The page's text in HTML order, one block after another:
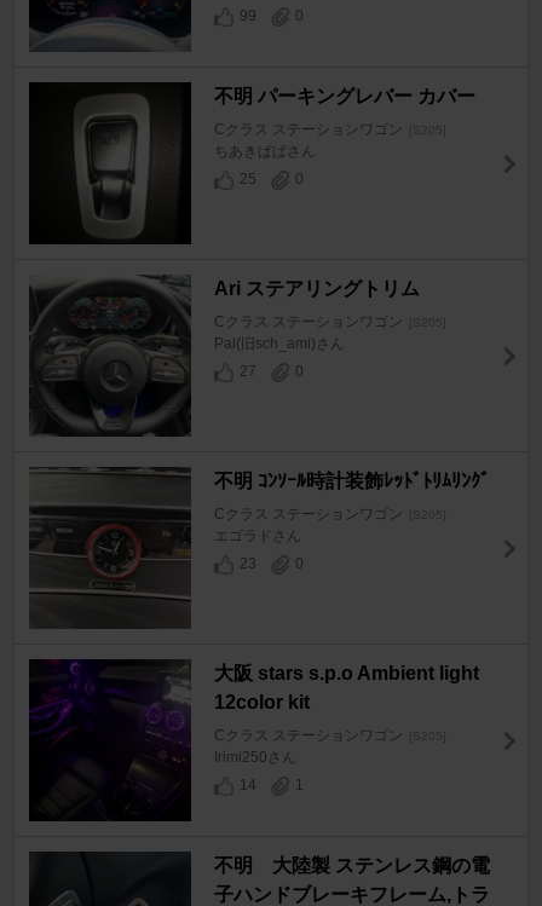
99
0
不明 パーキングレバー カバー
Cクラス ステーションワゴン [S205]
ちあきぱぱさん
25
0
Ari ステアリングトリム
Cクラス ステーションワゴン [S205]
Pal(旧sch_ami)さん
27
0
不明 ｺﾝｿｰﾙ時計装飾ﾚｯﾄﾞﾄﾘﾑﾘﾝｸﾞ
Cクラス ステーションワゴン [S205]
エゴラドさん
23
0
大阪 stars s.p.o Ambient light
12color kit
Cクラス ステーションワゴン [S205]
Irimi250さん
14
1
不明 大陸製 ステンレス鋼の電
子ハンドブレーキフレーム,トラ